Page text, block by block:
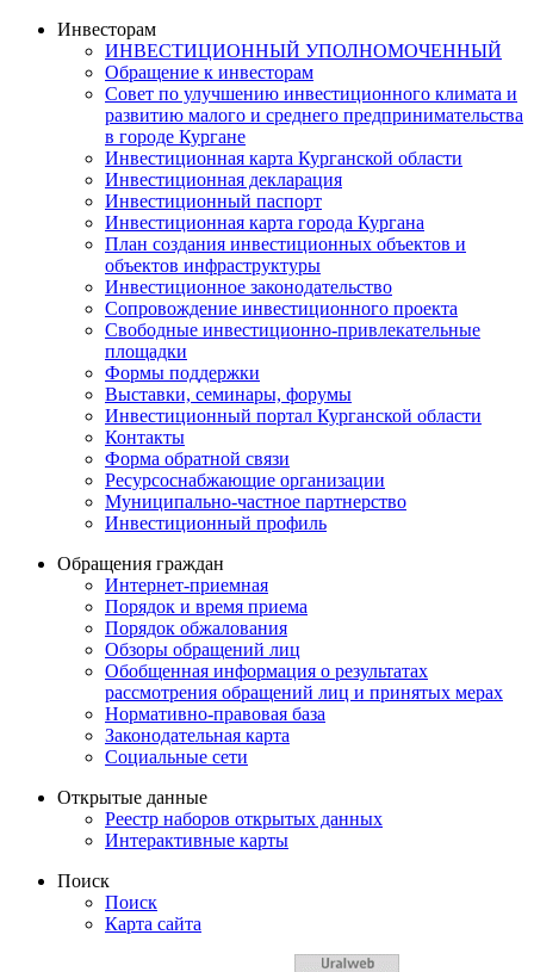
Инвесторам
ИНВЕСТИЦИОННЫЙ УПОЛНОМОЧЕННЫЙ
Обращение к инвесторам
Совет по улучшению инвестиционного климата и
развитию малого и среднего предпринимательства
в городе Кургане
Инвестиционная карта Курганской области
Инвестиционная декларация
Инвестиционный паспорт
Инвестиционная карта города Кургана
План создания инвестиционных объектов и
объектов инфраструктуры
Инвестиционное законодательство
Сопровождение инвестиционного проекта
Свободные инвестиционно-привлекательные
площадки
Формы поддержки
Выставки, семинары, форумы
Инвестиционный портал Курганской области
Контакты
Форма обратной связи
Ресурсоснабжающие организации
Муниципально-частное партнерство
Инвестиционный профиль
Обращения граждан
Интернет-приемная
Порядок и время приема
Порядок обжалования
Обзоры обращений лиц
Обобщенная информация о результатах
рассмотрения обращений лиц и принятых мерах
Нормативно-правовая база
Законодательная карта
Социальные сети
Открытые данные
Реестр наборов открытых данных
Интерактивные карты
Поиск
Поиск
Карта сайта